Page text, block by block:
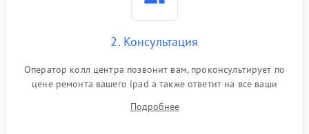
2. Консультация
Оператор колл центра позвонит вам, проконсультирует по
цене ремонта вашего ipad а также ответит на все ваши
Подробнее